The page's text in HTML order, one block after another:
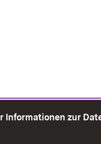
Informationen zur